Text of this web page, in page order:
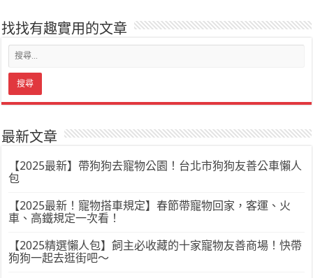
找找有趣實用的文章
最新文章
【2025最新】帶狗狗去寵物公園！台北市狗狗友善公車懶人
包
【2025最新！寵物搭車規定】春節帶寵物回家，客運、火
車、高鐵規定一次看！
【2025精選懶人包】飼主必收藏的十家寵物友善商場！快帶
狗狗一起去逛街吧～